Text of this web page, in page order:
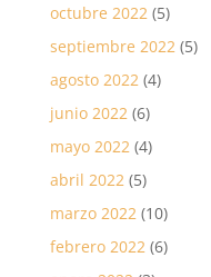
octubre 2022(5)
septiembre 2022(5)
agosto 2022(4)
junio 2022(6)
mayo 2022(4)
abril 2022(5)
marzo 2022(10)
febrero 2022(6)